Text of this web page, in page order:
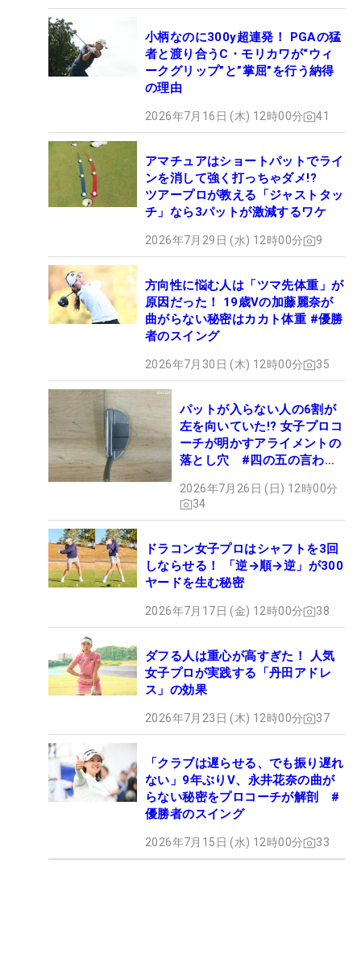
小柄なのに300y超連発！ PGAの猛
者と渡り合うC・モリカワが“ウィ
ークグリップ”と”掌屈”を行う納得
の理由
2026年7月16日 (木) 12時00分 41
アマチュアはショートパットでライ
ンを消して強く打っちゃダメ!?
ツアープロが教える「ジャストタッ
チ」なら3パットが激減するワケ
2026年7月29日 (水) 12時00分 9
方向性に悩む人は「ツマ先体重」が
原因だった！ 19歳Vの加藤麗奈が
曲がらない秘密はカカト体重 #優勝
者のスイング
2026年7月30日 (木) 12時00分 35
パットが入らない人の6割が
左を向いていた!? 女子プロコ
ーチが明かすアライメントの
落とし穴 #四の五の言わず
2026年7月26日 (日) 12時00分
34
ドラコン女子プロはシャフトを3回
しならせる！ 「逆→順→逆」が300
ヤードを生む秘密
2026年7月17日 (金) 12時00分 38
ダフる人は重心が高すぎた！ 人気
女子プロが実践する「丹田アドレ
ス」の効果
2026年7月23日 (木) 12時00分 37
「クラブは遅らせる、でも振り遅れ
ない」9年ぶりV、永井花奈の曲が
らない秘密をプロコーチが解剖 #
優勝者のスイング
2026年7月15日 (水) 12時00分 33